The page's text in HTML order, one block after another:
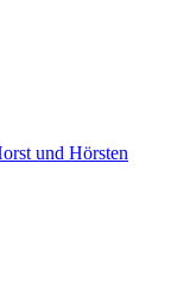
und Hörsten